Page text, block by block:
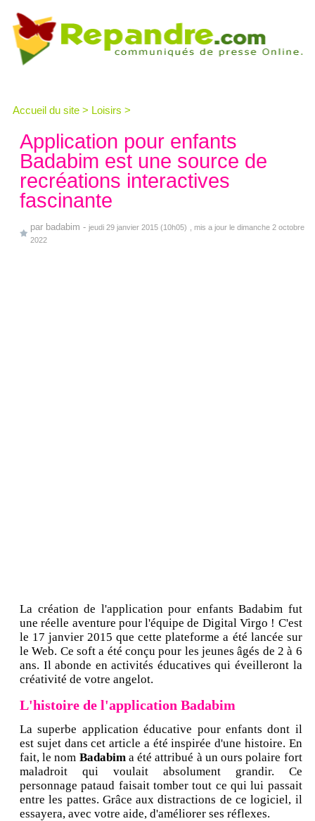
Accueil du site > Loisirs >
Application pour enfants
Badabim est une source de
recréations interactives
fascinante
par badabim - jeudi 29 janvier 2015 (10h05)
, mis a jour le dimanche 2 octobre
2022
La création de l'application pour enfants Badabim fut
une réelle aventure pour l'équipe de Digital Virgo ! C'est
le 17 janvier 2015 que cette plateforme a été lancée sur
le Web. Ce soft a été conçu pour les jeunes âgés de 2 à 6
ans. Il abonde en activités éducatives qui éveilleront la
créativité de votre angelot.
L'histoire de l'application Badabim
La superbe application éducative pour enfants dont il
est sujet dans cet article a été inspirée d'une histoire. En
fait, le nom Badabima été attribué à un ours polaire fort
maladroit qui voulait absolument grandir. Ce
personnage pataud faisait tomber tout ce qui lui passait
entre les pattes. Grâce aux distractions de ce logiciel, il
essayera, avec votre aide, d'améliorer ses réflexes.